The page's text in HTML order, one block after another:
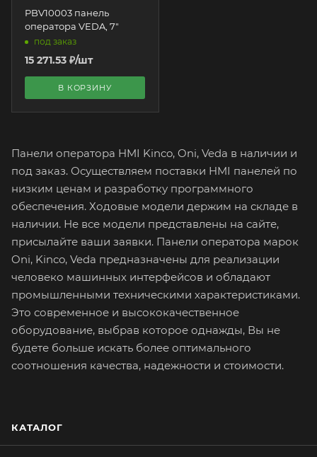
PBV10003 панель
оператора VEDA, 7"
под заказ
15 271.53 ₽/шт
В КОРЗИНУ
Панели оператора HMI Kinco, Oni, Veda в наличии и
под заказ. Осуществляем поставки HMI панелей по
низким ценам и разработку программного
обеспечения. Ходовые модели держим на складе в
наличии. Не все модели представлены на сайте,
присылайте ваши заявки. Панели оператора марок
Oni, Kinco, Veda предназначены для реализации
человеко машинных интерфейсов и обладают
промышленными техническими характеристиками.
Это современное и высококачественное
оборудование, выбрав которое однажды, Вы не
будете больше искать более оптимального
соотношения качества, надежности и стоимости.
КАТАЛОГ